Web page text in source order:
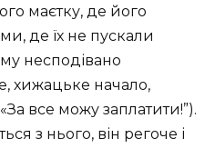
маєтку, де його
де їх не пускали
несподівано
хижацьке начало,
все можу заплатити!”).
з нього, він регоче і